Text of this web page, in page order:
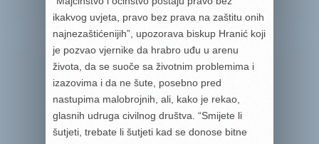
ikakvog uvjeta, pravo bez prava na zaštitu onih
najnezaštićenijih”, upozorava biskup Hranić koji
je pozvao vjernike da hrabro uđu u arenu
života, da se suoče sa životnim problemima i
izazovima i da ne šute, posebno pred
nastupima malobrojnih, ali, kako je rekao,
glasnih udruga civilnog društva. “Smijete li
šutjeti, trebate li šutjeti kad se donose bitne